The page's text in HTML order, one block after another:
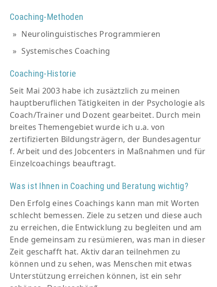
Coaching-Methoden
Neurolinguistisches Programmieren
Systemisches Coaching
Coaching-Historie
Seit Mai 2003 habe ich zusäztzlich zu meinen
hauptberuflichen Tätigkeiten in der Psychologie als
Coach/Trainer und Dozent gearbeitet. Durch mein
breites Themengebiet wurde ich u.a. von
zertifizierten Bildungsträgern, der Bundesagentur
f. Arbeit und des Jobcenters in Maßnahmen und für
Einzelcoachings beauftragt.
Was ist Ihnen in Coaching und Beratung wichtig?
Den Erfolg eines Coachings kann man mit Worten
schlecht bemessen. Ziele zu setzen und diese auch
zu erreichen, die Entwicklung zu begleiten und am
Ende gemeinsam zu resümieren, was man in dieser
Zeit geschafft hat. Aktiv daran teilnehmen zu
können und zu sehen, was Menschen mit etwas
Unterstützung erreichen können, ist ein sehr